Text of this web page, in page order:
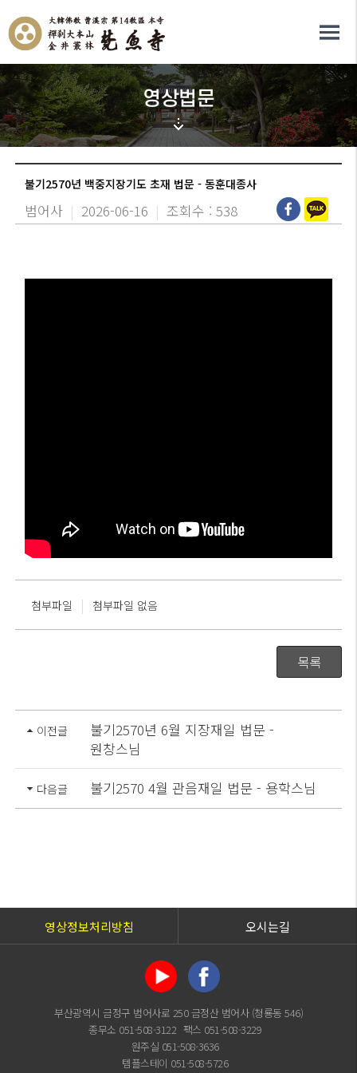
영상법문
불기2570년 백중지장기도 초재 법문 - 동훈대종사
범어사 | 2026-06-16 | 조회수 : 538
첨부파일 | 첨부파일 없음
목록
이전글
불기2570년 6월 지장재일 법문 -
원창스님
다음글 불기2570 4월 관음재일 법문 - 용학스님
영상정보처리방침 오시는길
부산광역시 금정구 범어사로 250 금정산 범어사 (청룡동 546)
종무소 051-508-3122 팩스 051-508-3229
원주실 051-508-3636
템플스테이 051-508-5726